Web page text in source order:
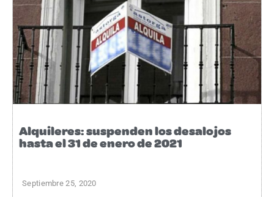
Alquileres: suspenden los desalojos
hasta el 31 de enero de 2021
Septiembre 25, 2020